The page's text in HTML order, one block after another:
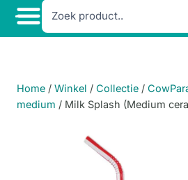
Home / Winkel / Collectie /
medium / Milk Splash (Medium